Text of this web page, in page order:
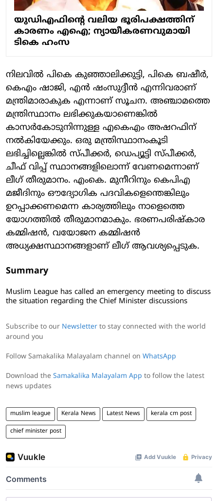
യുഡിഎഫിന്റെ വലിയ ഭൂരിപക്ഷത്തിന്
കാരണം എഐ; ന്യായീകരണവുമായി
ടികെ ഹംസ
നിലവില്‍ പികെ കുഞ്ഞാലിക്കുട്ടി, പികെ ബഷീര്‍,
കെഎം ഷാജി, എന്‍ ഷംസുദ്ദീന്‍ എന്നിവരാണ്
മന്ത്രിമാരാകുക എന്നാണ് സൂചന. അഞ്ചാമത്തെ
മന്ത്രിസ്ഥാനം ലഭിക്കുകയാണെങ്കില്‍
കാസര്‍കോടുനിന്നുള്ള എകെഎം അഷറഫിന്
നല്‍കിയേക്കും. ഒരു മന്ത്രിസ്ഥാനംകൂടി
ലഭിച്ചില്ലെങ്കില്‍ സ്പീക്കര്‍, ഡെപ്യൂട്ടി സ്പീക്കര്‍,
ചീഫ് വിപ്പ് സ്ഥാനങ്ങളിലൊന്ന് വേണമെന്നാണ്
ലീഗ് തീരുമാനം. എംകെ. മുനീറിനും കെപിഎ
മജീദിനും ഔദ്യോഗിക പദവികളെന്തെങ്കിലും
ഉറപ്പാക്കണമെന്ന കാര്യത്തിലും നാളെത്തെ
യോഗത്തില്‍ തീരുമാനമാകും. ഭരണപരിഷ്‌കാര
കമ്മിഷന്‍, വയോജന കമ്മിഷന്‍
അധ്യക്ഷസ്ഥാനങ്ങളാണ് ലീഗ് ആവശ്യപ്പെടുക.
Summary
Muslim League has called an emergency meeting to discuss
the situation regarding the Chief Minister discussions
Subscribe to our Newsletter to stay connected with the world
around you
Follow Samakalika Malayalam channel on WhatsApp
Download the Samakalika Malayalam App to follow the latest
news updates
muslim league Kerala News Latest News kerala cm post
chief minister post